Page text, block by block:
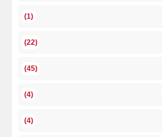
(1)
(22)
(45)
(4)
(4)